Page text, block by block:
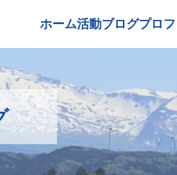
ホーム活動ブログプロ